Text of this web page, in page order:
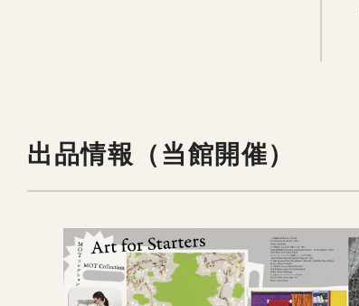
出品情報（当館開催）